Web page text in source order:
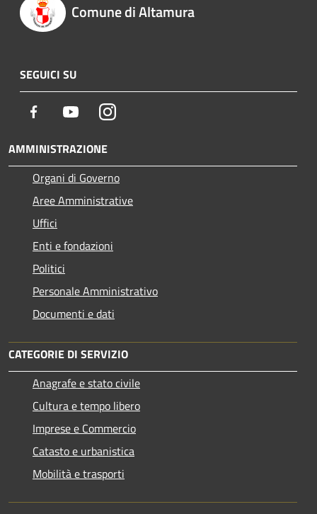
Comune di Altamura
SEGUICI SU
Facebook YoutubeInstagram
AMMINISTRAZIONE
Organi di Governo
Aree Amministrative
Uffici
Enti e fondazioni
Politici
Personale Amministrativo
Documenti e dati
CATEGORIE DI SERVIZIO
Anagrafe e stato civile
Cultura e tempo libero
Imprese e Commercio
Catasto e urbanistica
Mobilità e trasporti